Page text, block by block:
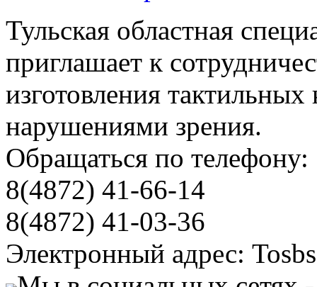
Тульская областная
приглашает к
изготовления
нарушениями зрения.
Обращаться по телефону:
8(4872) 41-66-14
8(4872) 41-03-36
Электронный адрес: